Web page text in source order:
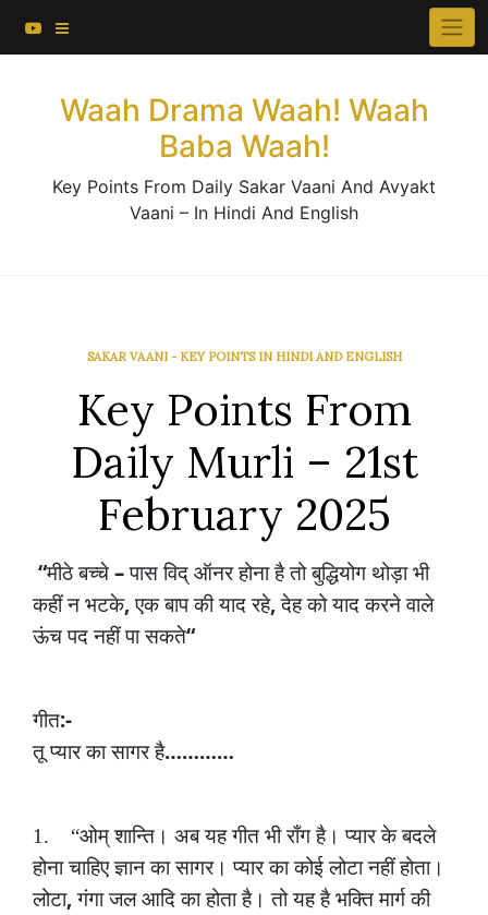
Waah Drama Waah! Waah
Baba Waah!
Key Points From Daily Sakar Vaani And Avyakt
Vaani – In Hindi And English
SAKAR VAANI - KEY POINTS IN HINDI AND ENGLISH
Key Points From
Daily Murli – 21st
February 2025
“मीठे बच्चे –पास विद् ऑनर होना है तो बुद्धियोग थोड़ा भी
कहीं न भटके,एक बाप की याद रहे,देह को याद करने वाले
ऊंच पद नहीं पा सकते“
गीत:-
तू प्यार का सागर है…………
1. “ओम् शान्ति। अब यह गीत भी राँग है। प्यार के बदले
होना चाहिए ज्ञान का सागर। प्यार का कोई लोटा नहीं होता।
लोटा,गंगा जल आदि का होता है। तो यह है भक्ति मार्ग की
×